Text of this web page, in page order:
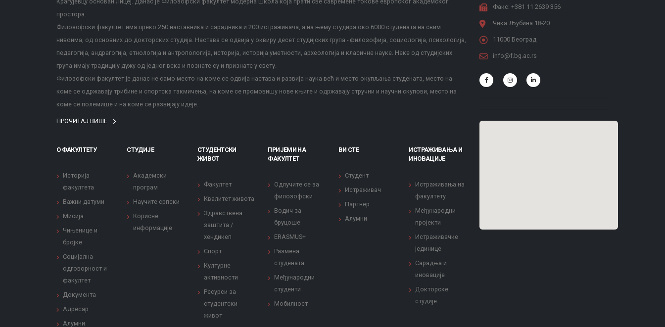
простора.
Филозофски факултет има преко 250 наставника и сарадника и 200 истраживача, а на њему студира око 6000 студената на свим
нивоима, од основних до докторских студија. Настава се одвија у оквиру десет студијских група - филозофија, социологија, психологија,
педагогија, андрагогија, етнологија и антропологија, историја, историја уметности, археологија и класичне науке. Неке од студијских
група имају традицију дужу од једног века и познате су и признате у свету.
Филозофски факултет је данас не само место на коме се одвија настава и развија наука већ и место окупљања студената, место на
коме се одржавају трибине и спортска такмичења, на коме се промовишу нове књиге и одржавају стручни и научни скупови, место на
коме се полемише и на коме се развијају идеје.
ПРОЧИТАЈ ВИШЕ
О ФАКУЛТЕТУ
Историја
факултета
Важни датуми
Мисија
Чињенице и
бројке
Социјална
одговорност и
факултет
Документа
Адресар
Алумни
СТУДИЈЕ
Академски
програм
Научите српски
Корисне
информације
СТУДЕНТСКИ
ЖИВОТ
Факултет
Квалитет живота
Здравствена
заштита /
хендикеп
Спорт
Културне
активности
Ресурси за
студентски
живот
ПРИЈЕМИ НА
ФАКУЛТЕТ
Одлучите се за
филозофски
Водич за
бруцоше
ERASMUS+
Размена
студената
Међународни
студенти
Мобилност
ВИ СТЕ
Студент
Истраживач
Партнер
Алумни
ИСТРАЖИВАЊА И
ИНОВАЦИЈЕ
Истраживања на
факултету
Међународни
пројекти
Истраживачке
јединице
Сарадња и
иновације
Докторске
студије
Факс: +381 11 2639 356
Чика Љубина 18-20
11000 Београд
info@f.bg.ac.rs